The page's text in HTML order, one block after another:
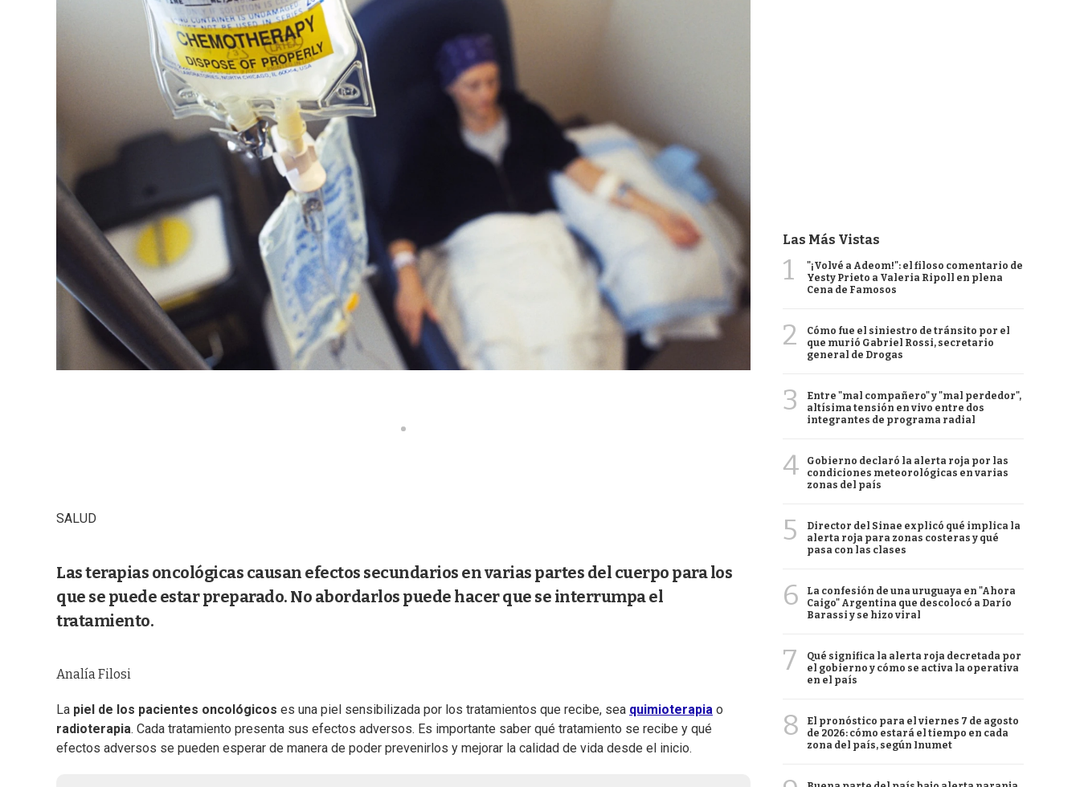
SALUD
Las terapias oncológicas causan efectos secundarios en varias partes del cuerpo para los
que se puede estar preparado. No abordarlos puede hacer que se interrumpa el
tratamiento.
Analía Filosi
La piel de los pacientes oncológicos es una piel sensibilizada por los tratamientos que recibe, sea quimioterapia o
radioterapia. Cada tratamiento presenta sus efectos adversos. Es importante saber qué tratamiento se recibe y qué
efectos adversos se pueden esperar de manera de poder prevenirlos y mejorar la calidad de vida desde el inicio.
Las Más Vistas
1
"¡Volvé a Adeom!": el filoso comentario de
Yesty Prieto a Valeria Ripoll en plena
Cena de Famosos
2
Cómo fue el siniestro de tránsito por el
que murió Gabriel Rossi, secretario
general de Drogas
3
Entre "mal compañero" y "mal perdedor",
altísima tensión en vivo entre dos
integrantes de programa radial
4
Gobierno declaró la alerta roja por las
condiciones meteorológicas en varias
zonas del país
5
Director del Sinae explicó qué implica la
alerta roja para zonas costeras y qué
pasa con las clases
6
La confesión de una uruguaya en "Ahora
Caigo" Argentina que descolocó a Darío
Barassi y se hizo viral
7
Qué significa la alerta roja decretada por
el gobierno y cómo se activa la operativa
en el país
8
El pronóstico para el viernes 7 de agosto
de 2026: cómo estará el tiempo en cada
zona del país, según Inumet